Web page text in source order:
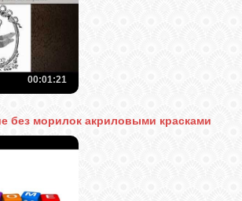
00:01:21
без морилок акриловыми красками